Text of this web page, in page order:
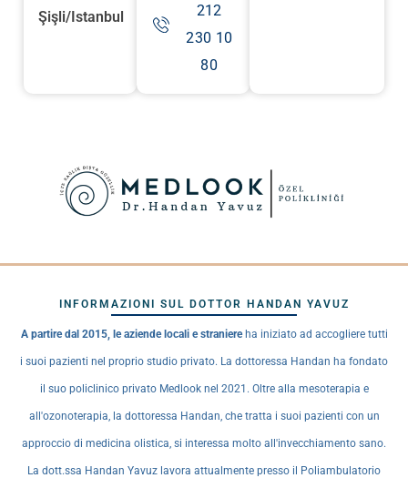
Şişli/Istanbul
212
230 10
80
INFORMAZIONI SUL DOTTOR HANDAN YAVUZ
A partire dal 2015, le aziende locali e straniereha iniziato ad accogliere tutti
i suoi pazienti nel proprio studio privato. La dottoressa Handan ha fondato
il suo policlinico privato Medlook nel 2021. Oltre alla mesoterapia e
all'ozonoterapia, la dottoressa Handan, che tratta i suoi pazienti con un
approccio di medicina olistica, si interessa molto all'invecchiamento sano.
La dott.ssa Handan Yavuz lavora attualmente presso il Poliambulatorio